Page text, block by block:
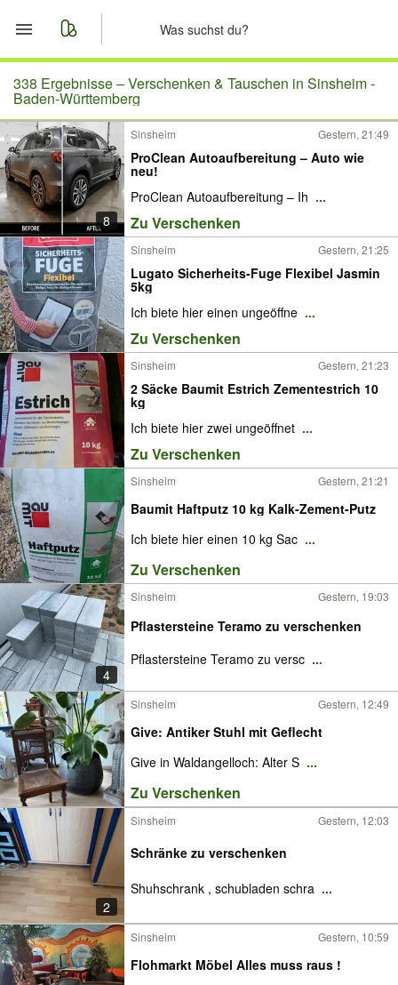
Start
Merkliste
Nachrichten
Anzeige aufgeben
338 Ergebnisse –Verschenken & Tauschen in Sinsheim -
Baden-Württemberg
8
Sinsheim Gestern, 21:49
ProClean Autoaufbereitung – Auto wie
neu!
ProClean Autoaufbereitung – Ih ...
Zu Verschenken
Sinsheim Gestern, 21:25
Lugato Sicherheits-Fuge Flexibel Jasmin
5kg
Ich biete hier einen ungeöffne ...
Zu Verschenken
Sinsheim Gestern, 21:23
2 Säcke Baumit Estrich Zementestrich 10
kg
Ich biete hier zwei ungeöffnet ...
Zu Verschenken
Sinsheim Gestern, 21:21
Baumit Haftputz 10 kg Kalk-Zement-Putz
Ich biete hier einen 10 kg Sac ...
Zu Verschenken
4
Sinsheim Gestern, 19:03
Pflastersteine Teramo zu verschenken
Pflastersteine Teramo zu versc ...
Sinsheim Gestern, 12:49
Give: Antiker Stuhl mit Geflecht
Give in Waldangelloch: Alter S ...
Zu Verschenken
2
Sinsheim Gestern, 12:03
Schränke zu verschenken
Shuhschrank , schubladen schra ...
Sinsheim Gestern, 10:59
Flohmarkt Möbel Alles muss raus !